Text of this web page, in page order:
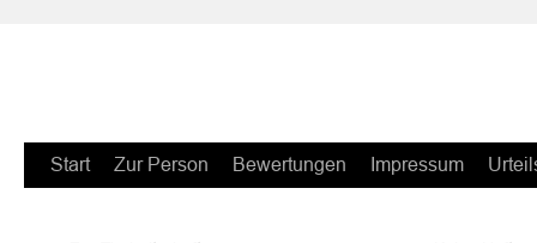
Zum
Start Zur Person Bewertungen Impressum